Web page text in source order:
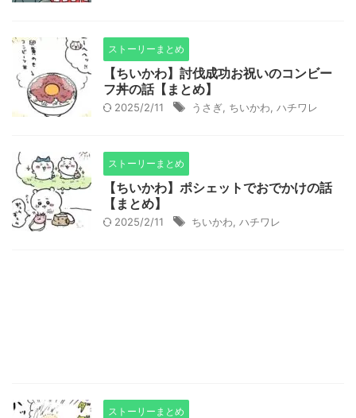
ストーリーまとめ
【ちいかわ】討伐成功お祝いのコンビー
フ丼の話【まとめ】
2025/2/11 うさぎ ちいかわ ハチワレ
ストーリーまとめ
【ちいかわ】ポシェットでおでかけの話
【まとめ】
2025/2/11 ちいかわ ハチワレ
ストーリーまとめ